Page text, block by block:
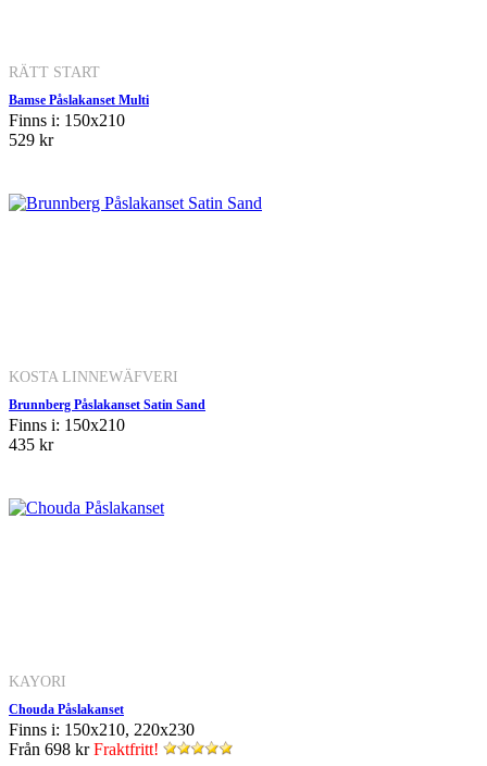
RÄTT START
Bamse Påslakanset Multi
Finns i: 150x210
529 kr
KOSTA LINNEWÄFVERI
Brunnberg Påslakanset Satin Sand
Finns i: 150x210
435 kr
KAYORI
Chouda Påslakanset
Finns i: 150x210, 220x230
Från 698 krFraktfritt!